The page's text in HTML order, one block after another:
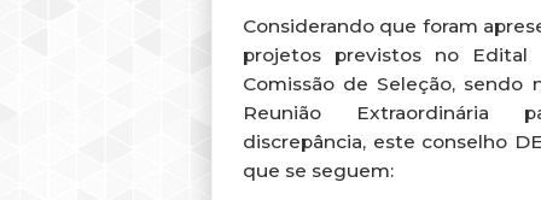
Considerando que foram
projetos previstos no Edital
Comissão de Seleção, sendo
Reunião Extraordinária
discrepância, este conselho
que se seguem: